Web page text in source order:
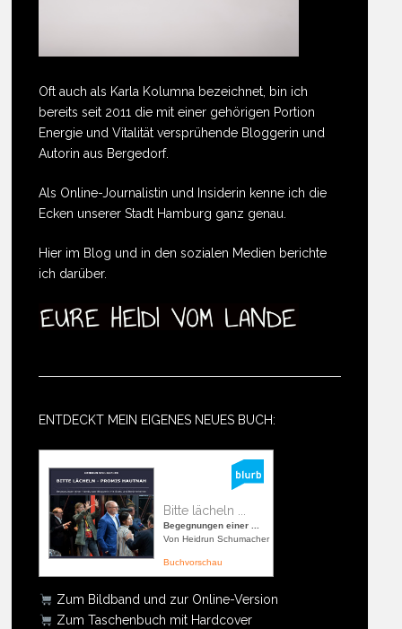
Oft auch als Karla Kolumna bezeichnet, bin ich
bereits seit 2011 die mit einer gehörigen Portion
Energie und Vitalität versprühende Bloggerin und
Autorin aus Bergedorf.
Als Online-Journalistin und Insiderin kenne ich die
Ecken unserer Stadt Hamburg ganz genau.
Hier im Blog und in den sozialen Medien berichte
ich darüber.
ENTDECKT MEIN EIGENES NEUES BUCH:
Bitte lächeln ...
Begegnungen einer ...
Von Heidrun Schumacher
Buchvorschau
Zum Bildband und zur Online-Version
Zum Taschenbuch mit Hardcover